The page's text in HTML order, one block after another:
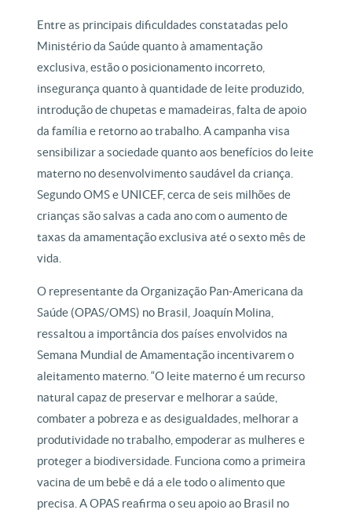
Entre as principais dificuldades constatadas pelo
Ministério da Saúde quanto à amamentação
exclusiva, estão o posicionamento incorreto,
insegurança quanto à quantidade de leite produzido,
introdução de chupetas e mamadeiras, falta de apoio
da família e retorno ao trabalho. A campanha visa
sensibilizar a sociedade quanto aos benefícios do leite
materno no desenvolvimento saudável da criança.
Segundo OMS e UNICEF, cerca de seis milhões de
crianças são salvas a cada ano com o aumento de
taxas da amamentação exclusiva até o sexto mês de
vida.
O representante da Organização Pan-Americana da
Saúde (OPAS/OMS) no Brasil, Joaquín Molina,
ressaltou a importância dos países envolvidos na
Semana Mundial de Amamentação incentivarem o
aleitamento materno. “O leite materno é um recurso
natural capaz de preservar e melhorar a saúde,
combater a pobreza e as desigualdades, melhorar a
produtividade no trabalho, empoderar as mulheres e
proteger a biodiversidade. Funciona como a primeira
vacina de um bebê e dá a ele todo o alimento que
precisa. A OPAS reafirma o seu apoio ao Brasil no